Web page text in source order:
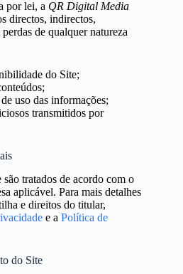
por lei, a QR Digital Media
directos, indirectos,
de qualquer natureza
do Site;
uso das informações;
transmitidos por
tratados de acordo com o
aplicável. Para mais detalhes
e direitos do titular,
e a Política de
do Site